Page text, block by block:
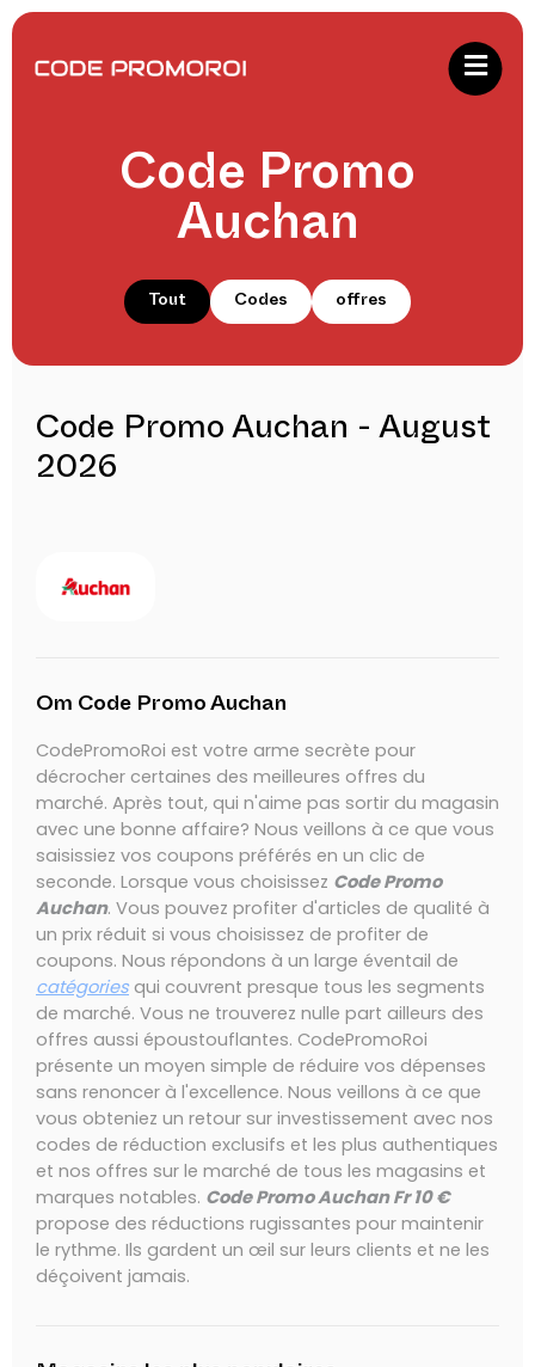
Code Promo
Auchan
Tout Codes offres
Code Promo Auchan - August
2026
Om Code Promo Auchan
CodePromoRoi est votre arme secrète pour
décrocher certaines des meilleures offres du
marché. Après tout, qui n'aime pas sortir du magasin
avec une bonne affaire? Nous veillons à ce que vous
saisissiez vos coupons préférés en un clic de
seconde. Lorsque vous choisissez Code Promo
Auchan. Vous pouvez profiter d'articles de qualité à
un prix réduit si vous choisissez de profiter de
coupons. Nous répondons à un large éventail de
catégoriesqui couvrent presque tous les segments
de marché. Vous ne trouverez nulle part ailleurs des
offres aussi époustouflantes. CodePromoRoi
présente un moyen simple de réduire vos dépenses
sans renoncer à l'excellence. Nous veillons à ce que
vous obteniez un retour sur investissement avec nos
codes de réduction exclusifs et les plus authentiques
et nos offres sur le marché de tous les magasins et
marques notables. Code Promo Auchan Fr 10 €
propose des réductions rugissantes pour maintenir
le rythme. Ils gardent un œil sur leurs clients et ne les
déçoivent jamais.